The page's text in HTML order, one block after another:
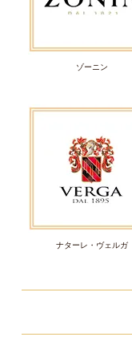
ゾーニン
ナターレ・ヴェルガ